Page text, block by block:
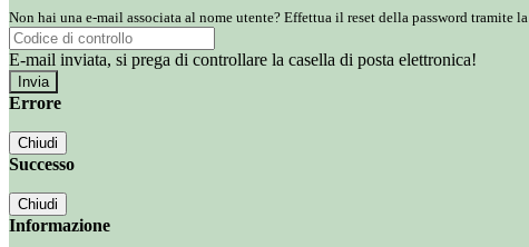
Non hai una e-mail associata al nome utente? Effettua il reset della password tramite la
E-mail inviata, si prega di controllare la casella di posta elettronica!
Errore
Chiudi
Successo
Chiudi
Informazione